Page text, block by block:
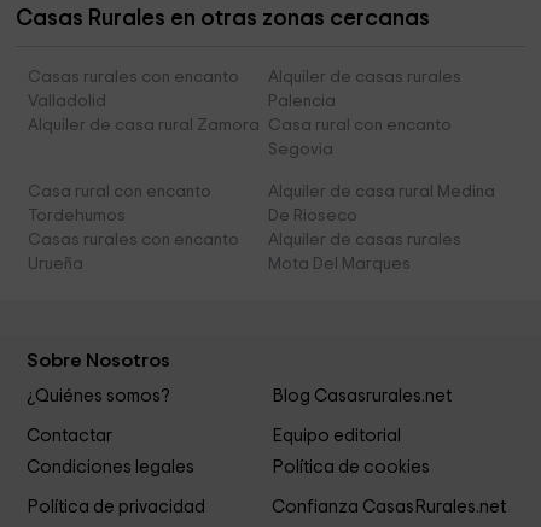
Casas Rurales en otras zonas cercanas
Casas rurales con encanto
Valladolid
Alquiler de casas rurales
Palencia
Alquiler de casa rural Zamora
Casa rural con encanto
Segovia
Casa rural con encanto
Tordehumos
Alquiler de casa rural Medina
De Rioseco
Casas rurales con encanto
Urueña
Alquiler de casas rurales
Mota Del Marques
Sobre Nosotros
¿Quiénes somos? Blog Casasrurales.net
Contactar
Equipo editorial
Condiciones legales
Política de cookies
Política de privacidad Confianza CasasRurales.net